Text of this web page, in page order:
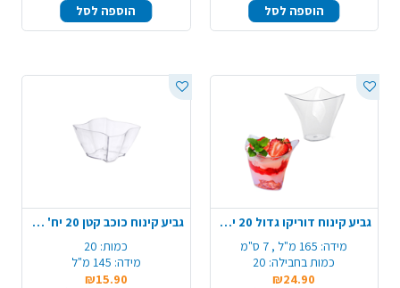
הוספה לסל
הוספה לסל
גביע קינוח דוריקו גדול 20 יח' - שקוף
מידה: 165 מ"ל , 7 ס"מ
כמות בחבילה: 20
₪24.90
גביע קינוח כוכב קטן 20 יח' - שקוף
כמות: 20
מידה: 145 מ"ל
₪15.90